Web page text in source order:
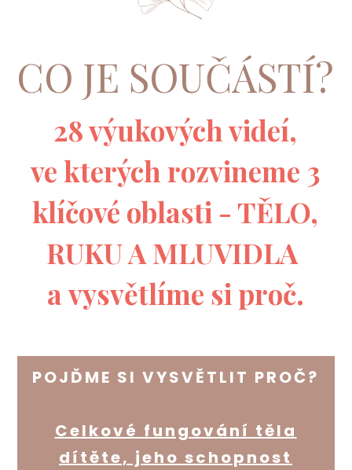
CO JE SOUČÁSTÍ?
28 výukových videí,
ve kterých rozvineme 3
klíčové oblasti - TĚLO,
RUKU A MLUVIDLA
a vysvětlíme si proč.
POJĎME SI VYSVĚTLIT PROČ?
Celkové fungování těla
dítěte, jeho schopnost